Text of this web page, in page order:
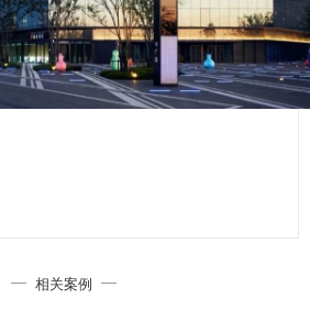
相关案例